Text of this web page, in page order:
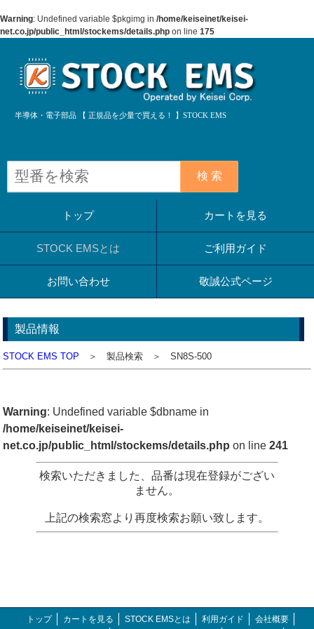
Warning: Undefined variable $pkgimg in /home/keiseinet/keisei-
net.co.jp/public_html/stockems/details.php on line 175
半導体・電子部品 【 正規品を少量で買える！ 】STOCK EMS
検 索
トップ カートを見る
STOCK EMSとは ご利用ガイド
お問い合わせ 敬誠公式ページ
製品情報
STOCK EMS TOP ＞ 製品検索 ＞ SN8S-500
Warning: Undefined variable $dbname in
/home/keiseinet/keisei-
net.co.jp/public_html/stockems/details.php on line241
検索いただきました、品番は現在登録がござい
ません。
上記の検索窓より再度検索お願い致します。
トップ カートを見る STOCK EMSとは 利用ガイド
会社概要